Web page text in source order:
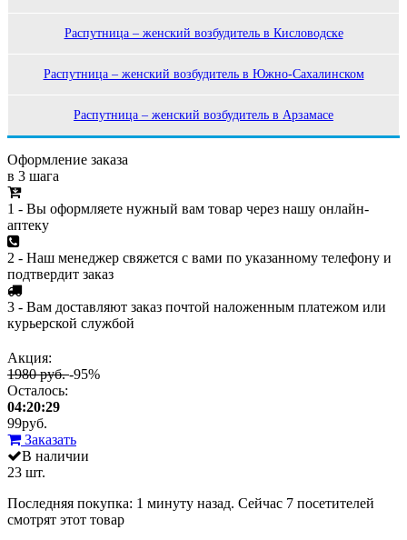
Распутница – женский возбудитель в Кисловодске
Распутница – женский возбудитель в Южно-Сахалинском
Распутница – женский возбудитель в Арзамасе
Оформление заказа
в 3 шага
1 - Вы оформляете нужный вам товар через нашу онлайн-
аптеку
2 - Наш менеджер свяжется с вами по указанному телефону и
подтвердит заказ
3 - Вам доставляют заказ почтой наложенным платежом или
курьерской службой
Акция:
1980 руб.-95%
Осталось:
04:20:29
99руб.
Заказать
В наличии
23 шт.
Последняя покупка: 1 минуту назад. Сейчас 7 посетителей
смотрят этот товар